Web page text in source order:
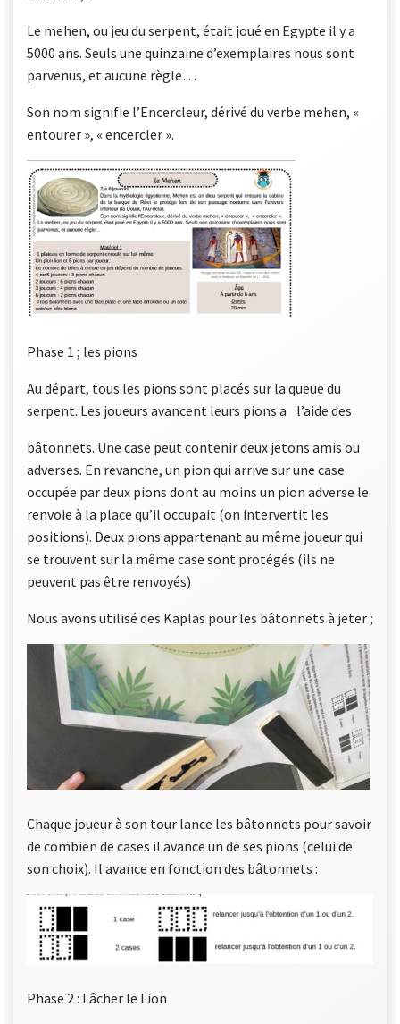
Le mehen, ou jeu du serpent, était joué en Egypte il y a
5000 ans. Seuls une quinzaine d’exemplaires nous sont
parvenus, et aucune règle…
Son nom signifie l’Encercleur, dérivé du verbe mehen, «
entourer », « encercler ».
Phase 1 ; les pions
Au départ, tous les pions sont placés sur la queue du
serpent. Les joueurs avancent leurs pions a l’aide des
bâtonnets. Une case peut contenir deux jetons amis ou
adverses. En revanche, un pion qui arrive sur une case
occupée par deux pions dont au moins un pion adverse le
renvoie à la place qu’il occupait (on intervertit les
positions). Deux pions appartenant au même joueur qui
se trouvent sur la même case sont protégés (ils ne
peuvent pas être renvoyés)
Nous avons utilisé des Kaplas pour les bâtonnets à jeter ;
Chaque joueur à son tour lance les bâtonnets pour savoir
de combien de cases il avance un de ses pions (celui de
son choix). Il avance en fonction des bâtonnets :
Phase 2 : Lâcher le Lion